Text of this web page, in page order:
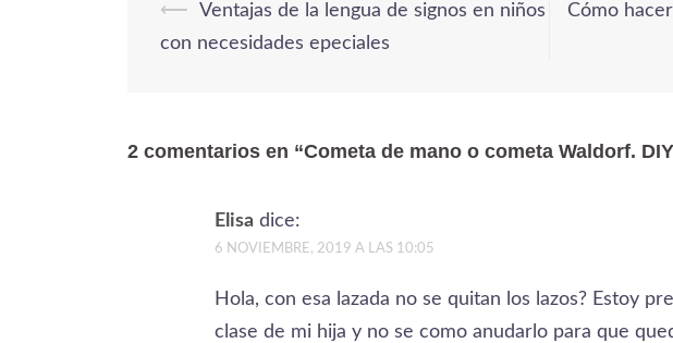
Navegación
de
⟵
Ventajas de la lengua de signos en niños
con necesidades epeciales
Cómo
2 comentarios en “Cometa de mano o cometa Waldorf.
Elisa dice:
6 NOVIEMBRE, 2019 A LAS 10:05
Hola, con esa lazada no se quitan los lazos? Estoy
clase de mi hija y no se como anudarlo para que